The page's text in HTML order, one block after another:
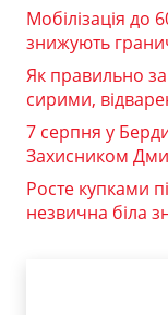
Мобілізація до
знижують
Як правильно
сирими,
7 серпня у
Захисником
Росте купками
незвична біла